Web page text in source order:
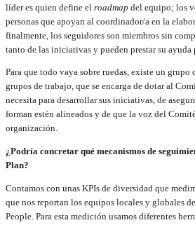
líder es quien define el roadmap del equipo; los
personas que apoyan al coordinador/a en la
finalmente, los seguidores son miembros sin
tanto de las iniciativas y pueden prestar su ayuda
Para que todo vaya sobre ruedas, existe un
grupos de trabajo, que se encarga de dotar al
necesita para desarrollar sus iniciativas, de
forman estén alineados y de que la voz del
organización.
¿Podría concretar qué mecanismos de
Plan?
Contamos con unas KPIs de diversidad que
que nos reportan los equipos locales y globales
People. Para esta medición usamos diferentes